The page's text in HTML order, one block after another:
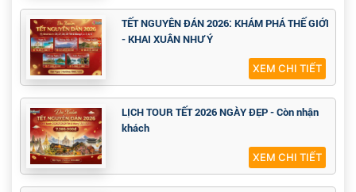
TẾT NGUYÊN ĐÁN 2026: KHÁM PHÁ THẾ GIỚI
- KHAI XUÂN NHƯ Ý
XEM CHI TIẾT
LỊCH TOUR TẾT 2026 NGÀY ĐẸP - Còn nhận
khách
XEM CHI TIẾT